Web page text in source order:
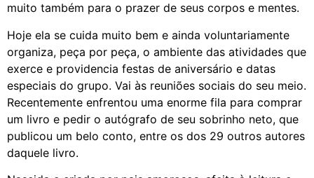
muito também para o prazer de seus corpos e mentes.
Hoje ela se cuida muito bem e ainda voluntariamente
organiza, peça por peça, o ambiente das atividades que
exerce e providencia festas de aniversário e datas
especiais do grupo. Vai às reuniões sociais do seu meio.
Recentemente enfrentou uma enorme fila para comprar
um livro e pedir o autógrafo de seu sobrinho neto, que
publicou um belo conto, entre os dos 29 outros autores
daquele livro.